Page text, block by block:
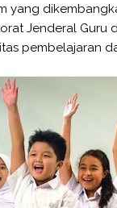
yang
Jenderal Guru
pembelajaran